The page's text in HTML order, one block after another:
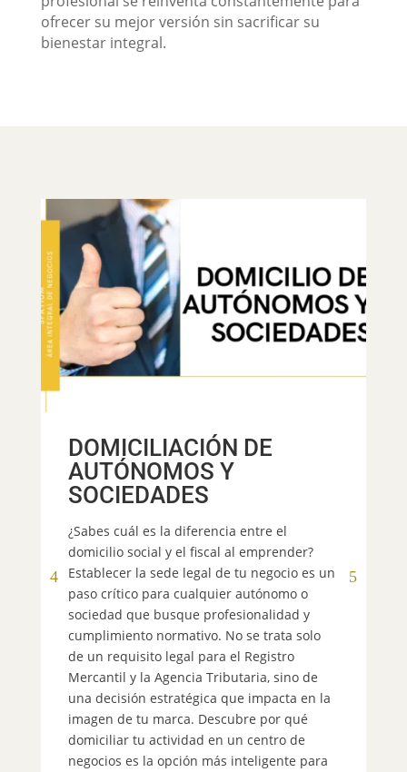
ofrecer su mejor versión sin sacrificar su
bienestar integral.
DOMICILIACIÓN DE
AUTÓNOMOS Y
SOCIEDADES
¿Sabes cuál es la diferencia entre el
domicilio social y el fiscal al emprender?
Establecer la sede legal de tu negocio es un
paso crítico para cualquier autónomo o
sociedad que busque profesionalidad y
cumplimiento normativo. No se trata solo
de un requisito legal para el Registro
Mercantil y la Agencia Tributaria, sino de
una decisión estratégica que impacta en la
imagen de tu marca. Descubre por qué
domiciliar tu actividad en un centro de
negocios es la opción más inteligente para